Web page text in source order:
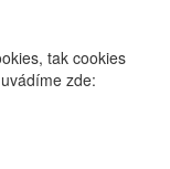
tak cookies
zde: